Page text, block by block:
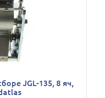
JGL-135, 8 яч,